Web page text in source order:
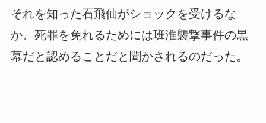
それを知った石飛仙がショックを受けるな
か、死罪を免れるためには班淮襲撃事件の黒
幕だと認めることだと聞かされるのだった。